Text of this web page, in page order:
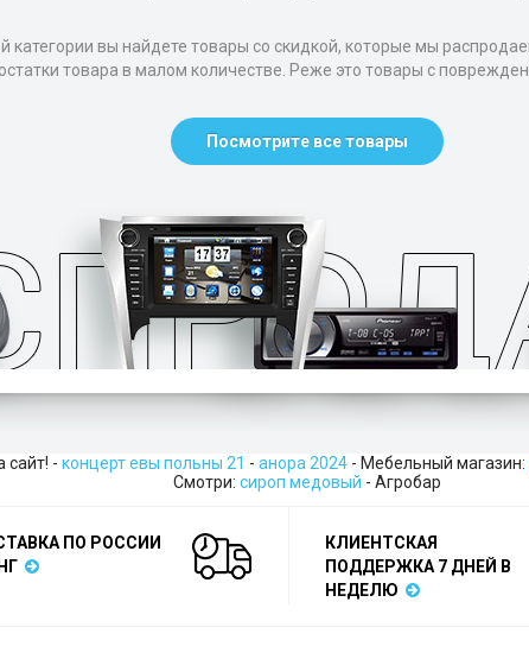
категории вы найдете товары со скидкой, которые мы
товара в малом количестве. Реже это товары с
Посмотрите все товары
сайт! - концерт евы польны 21 - анора 2024 - Мебельный магазин:
Смотри: сироп медовый - Агробар
ПО РОССИИ
КЛИЕНТСКАЯ
ПОДДЕРЖКА 7 ДНЕЙ В
НЕДЕЛЮ